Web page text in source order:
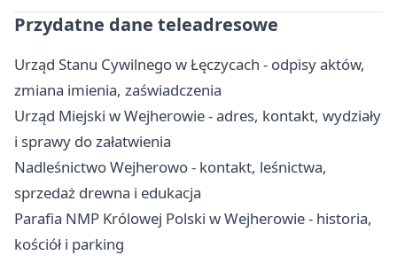
Przydatne dane teleadresowe
Urząd Stanu Cywilnego w Łęczycach - odpisy aktów,
zmiana imienia, zaświadczenia
Urząd Miejski w Wejherowie - adres, kontakt, wydziały
i sprawy do załatwienia
Nadleśnictwo Wejherowo - kontakt, leśnictwa,
sprzedaż drewna i edukacja
Parafia NMP Królowej Polski w Wejherowie - historia,
kościół i parking